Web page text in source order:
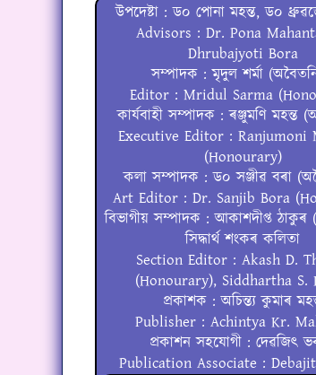
উপদেষ্টা : ড০ পোনা মহন্ত, ড০
Advisors : Dr. Pona
Dhrubajyoti Bora
সম্পাদক : মৃদুল শৰ্মা
Editor : Mridul Sarma
কাৰ্যবাহী সম্পাদক : ৰঞ্জুমণি মহন্ত
Executive Editor : Ranjumoni
(Honourary)
কলা সম্পাদক : ড০ সঞ্জীৱ বৰা
Art Editor : Dr. Sanjib Bora
বিভাগীয় সম্পাদক : আকাশদীপ্ত
সিদ্ধাৰ্থ শংকৰ কলিতা
Section Editor : Akash D.
(Honourary), Siddhartha S.
প্ৰকাশক : অচিন্ত্য কুমাৰ
Publisher : Achintya Kr.
প্ৰকাশন সহযোগী : দেৱজিৎ
Publication Associate :